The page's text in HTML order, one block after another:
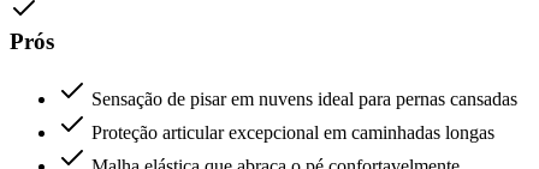
Prós
Sensação de pisar em nuvens ideal para pernas cansadas
Proteção articular excepcional em caminhadas longas